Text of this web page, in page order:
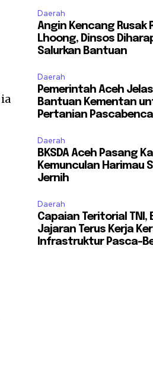
Daerah
Angin Kencang Rusak
Lhoong, Dinsos
Salurkan Bantuan
Daerah
Pemerintah Aceh
Bantuan Kementan
Pertanian
Daerah
BKSDA Aceh Pasang
Kemunculan Harimau
Jernih
Daerah
Capaian Teritorial TNI,
Jajaran Terus Kerja
Infrastruktur Pasca-